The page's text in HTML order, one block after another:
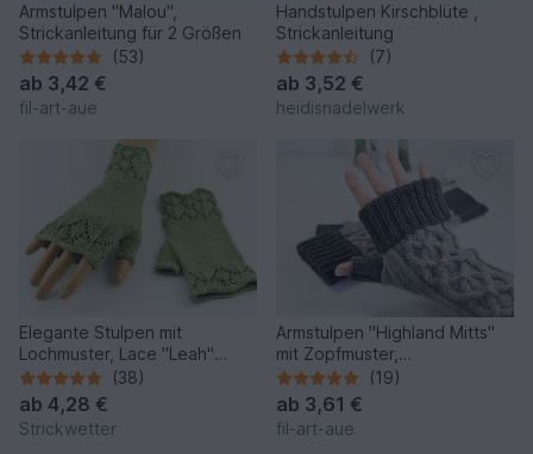
Armstulpen "Malou",
Strickanleitung für 2 Größen
(53)
ab 3,42 €
fil-art-aue
Handstulpen Kirschblüte ,
Strickanleitung
(7)
ab 3,52 €
heidisnadelwerk
Elegante Stulpen mit
Lochmuster, Lace "Leah"
(Strickanleitung)
(38)
ab 4,28 €
Strickwetter
Armstulpen "Highland Mitts"
mit Zopfmuster,
Strickanleitung für 3 Größen
(19)
ab 3,61 €
fil-art-aue